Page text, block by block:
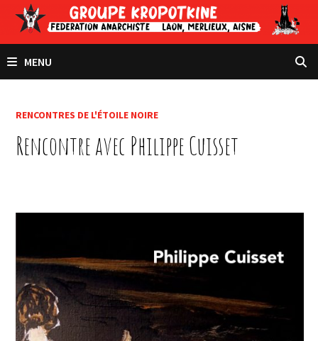
Passer
contenu
MENU
RENCONTRES DE L'ÉTOILE NOIRE
Rencontre avec Philippe Cuisset